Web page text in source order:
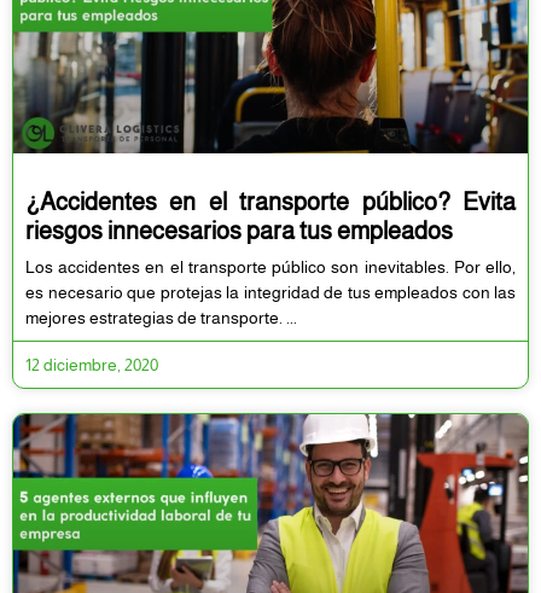
¿Accidentes en el transporte público? Evita
riesgos innecesarios para tus empleados
Los accidentes en el transporte público son inevitables. Por ello,
es necesario que protejas la integridad de tus empleados con las
mejores estrategias de transporte.
12 diciembre, 2020